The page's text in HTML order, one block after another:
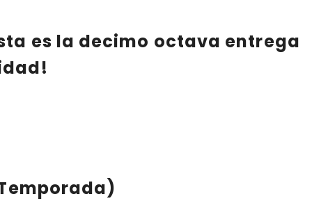
es la decimo octava entrega